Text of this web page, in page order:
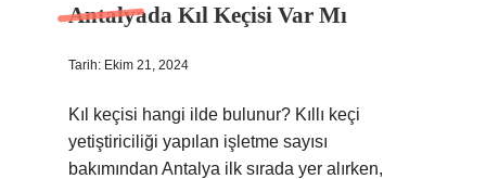
Antalyada Kıl Keçisi Var Mı
Tarih: Ekim 21, 2024
Kıl keçisi hangi ilde bulunur? Kıllı keçi
yetiştiriciliği yapılan işletme sayısı
bakımından Antalya ilk sırada yer alırken,